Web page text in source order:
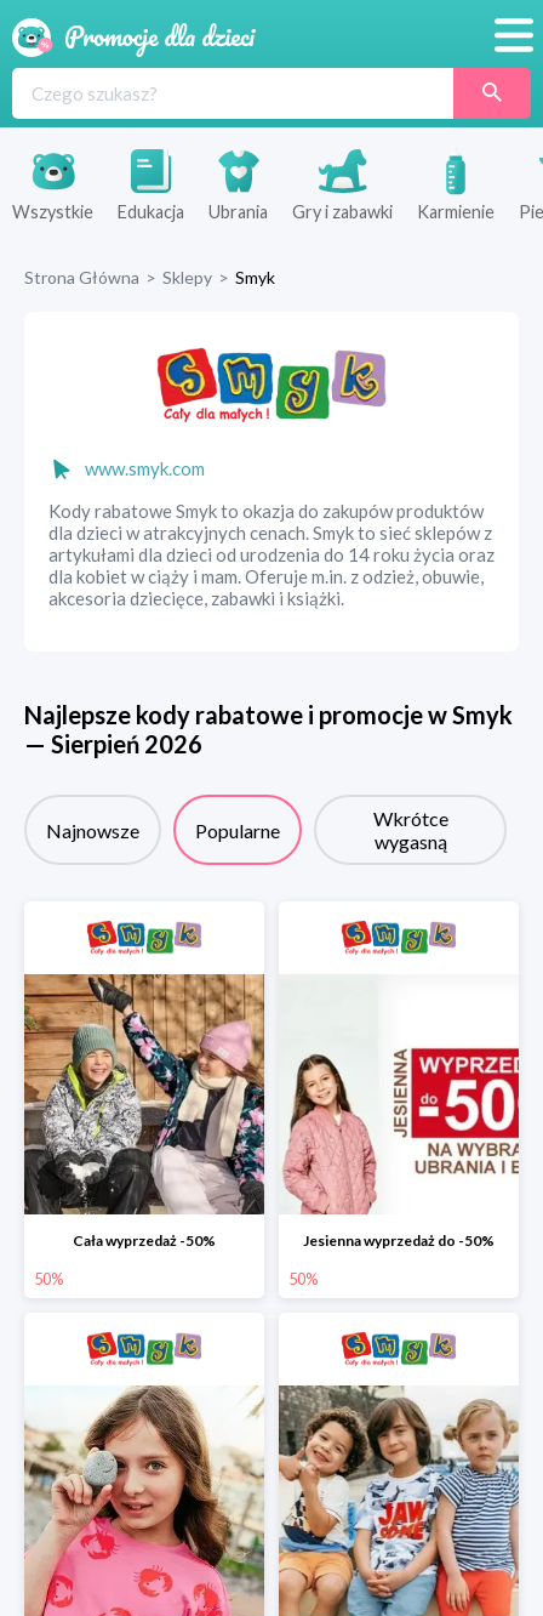
Produkty
Sklepy
Wszystkie Edukacja Ubrania Gry i zabawki Karmienie
Strona Główna > Sklepy > Smyk
www.smyk.com
Kody rabatowe Smyk to okazja do zakupów produktów
dla dzieci w atrakcyjnych cenach. Smyk to sieć sklepów z
artykułami dla dzieci od urodzenia do 14 roku życia oraz
dla kobiet w ciąży i mam. Oferuje m.in. z odzież, obuwie,
akcesoria dziecięce, zabawki i książki.
Najlepsze kody rabatowe i promocje wSmyk
— Sierpień 2026
Najnowsze Popularne
Wkrótce
wygasną
Cała wyprzedaż -50%
50%
Jesienna wyprzedaż do -50%
50%